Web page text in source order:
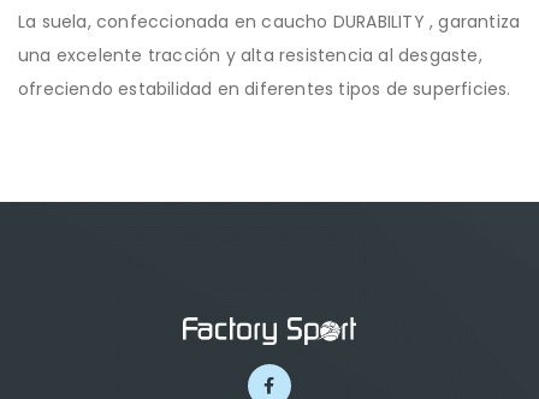
La suela, confeccionada en caucho DURABILITY , garantiza
una excelente tracción y alta resistencia al desgaste,
ofreciendo estabilidad en diferentes tipos de superficies.